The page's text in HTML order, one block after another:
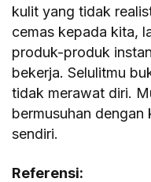
kulit yang tidak
cemas kepada kita,
produk-produk
bekerja. Selulitmu
tidak merawat diri.
bermusuhan
sendiri.
Referensi: